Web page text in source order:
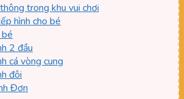
trong khu vui chơi
hình cho bé
2 đầu
cá vòng cung
đôi
Đơn